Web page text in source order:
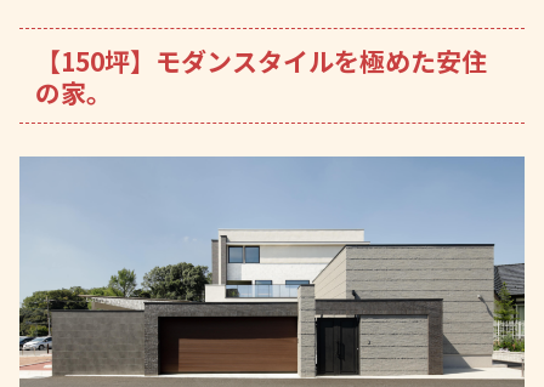
【150坪】モダンスタイルを極めた安住
の家。